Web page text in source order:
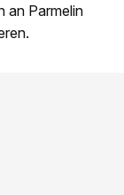
an Parmelin